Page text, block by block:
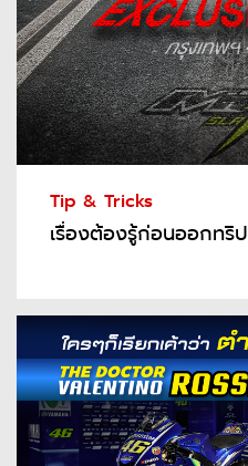
Tip & Tricks
เรื่องต้องรู้ก่อนออกทริป